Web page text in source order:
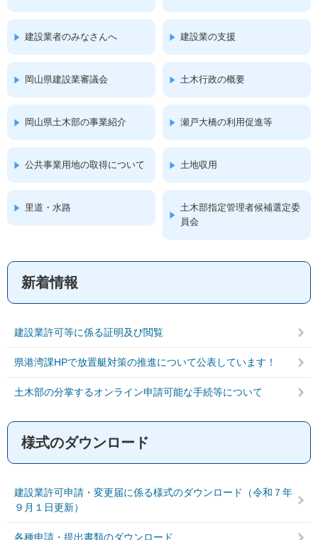
建設業者のみなさんへ 建設業の支援
岡山県建設業審議会 土木行政の概要
岡山県土木部の事業紹介 瀬戸大橋の利用促進等
公共事業用地の取得について 土地収用
里道・水路
土木部指定管理者候補選定委
員会
新着情報
建設業許可等に係る証明及び閲覧
県港湾課HPで放置艇対策の推進について公表しています！
土木部の分掌するオンライン申請可能な手続等について
様式のダウンロード
建設業許可申請・変更届に係る様式のダウンロード（令和７年
９月１日更新）
各種申請・提出書類のダウンロード